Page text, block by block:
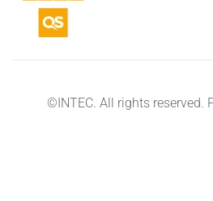
©INTEC. All rights reserved.